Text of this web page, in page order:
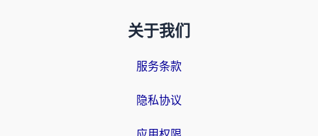
关于我们
服务条款
隐私协议